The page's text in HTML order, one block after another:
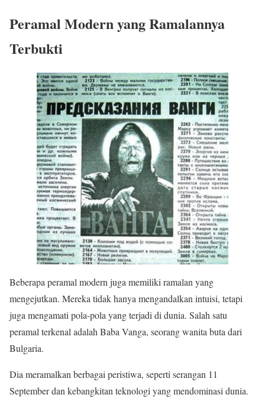
Peramal Modern yang Ramalannya
Terbukti
Beberapa peramal modern juga memiliki ramalan yang
mengejutkan. Mereka tidak hanya mengandalkan intuisi, tetapi
juga mengamati pola-pola yang terjadi di dunia. Salah satu
peramal terkenal adalah Baba Vanga, seorang wanita buta dari
Bulgaria.
Dia meramalkan berbagai peristiwa, seperti serangan 11
September dan kebangkitan teknologi yang mendominasi dunia.